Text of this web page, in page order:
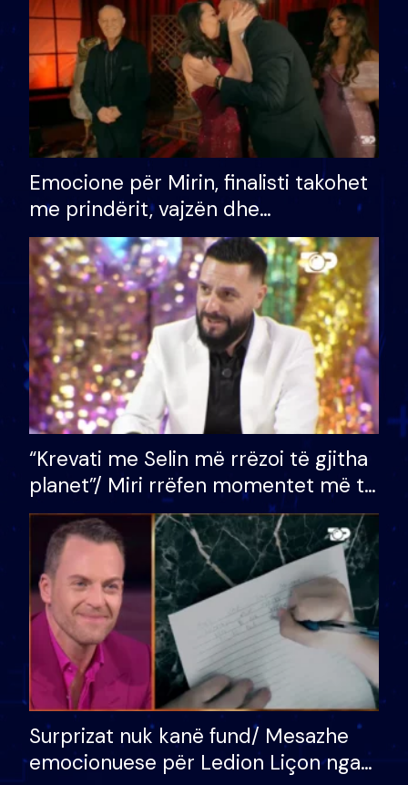
Emocione për Mirin, finalisti takohet
me prindërit, vajzën dhe
bashkëshorten: S’kemi ndonjë letër
divorci apo jo?
“Krevati me Selin më rrëzoi të gjitha
planet”/ Miri rrëfen momentet më të
bukura në shtëpinë e BB VIP: Do më
mungojë zilja e mëngjesit kur…
Surprizat nuk kanë fund/ Mesazhe
emocionuese për Ledion Liçon nga